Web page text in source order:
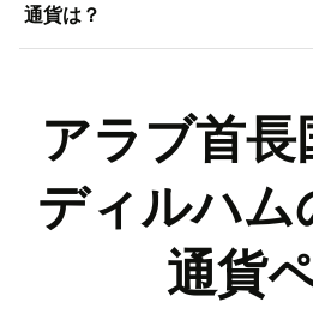
通貨は？
アラブ首長
ディルハム
通貨